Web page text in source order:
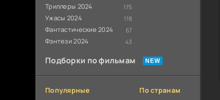
Триллеры 2024 175
Ужасы 2024 118
Фантастические 2024 67
Фэнтези 2024 43
Подборки по фильмам
Популярные По странам